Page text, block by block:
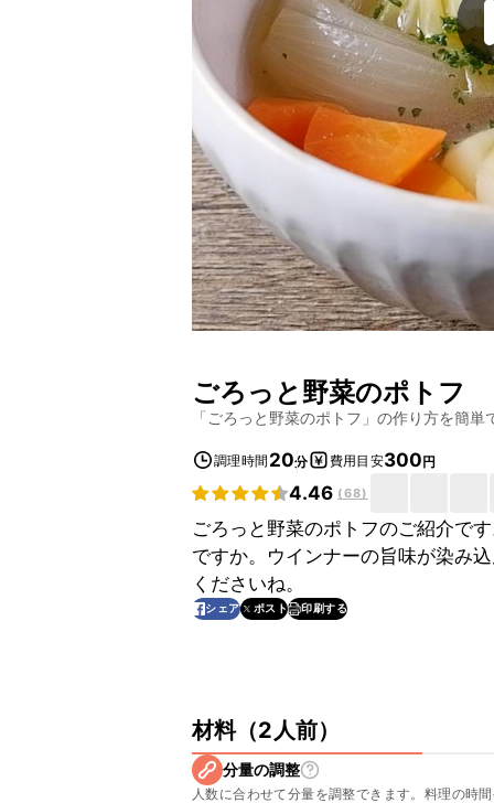
ごろっと野菜のポトフ
「ごろっと野菜のポトフ 」の作り方を簡
調理時間 20分 費用目安300円
4.46 (68)
ごろっと野菜のポトフのご紹介で
ですか。ウインナーの旨味が染み
くださいね。
シェア ポスト 印刷する
材料（2人前）
分量の調整
人数に合わせて分量を調整できます。料理の時